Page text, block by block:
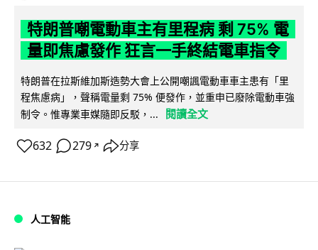
特朗普嘲電動車主有里程病 剩 75% 電
量即焦慮發作 狂言一手終結電車指令
特朗普在拉斯維加斯造勢大會上公開嘲諷電動車車主患有「里
程焦慮病」，聲稱電量剩 75% 便發作，並重申已廢除電動車強
制令。惟專業車媒隨即反駁，...
閱讀全文
632 279 ↗ 分享
人工智能